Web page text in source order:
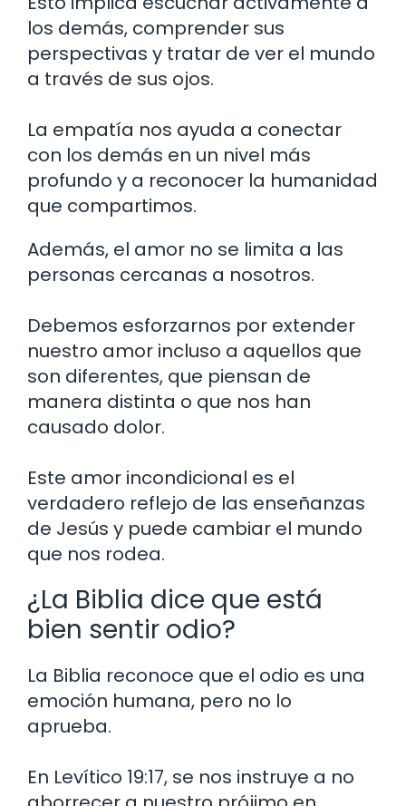
los demás, comprender sus
perspectivas y tratar de ver el mundo
a través de sus ojos.
La empatía nos ayuda a conectar
con los demás en un nivel más
profundo y a reconocer la humanidad
que compartimos.
Además, el amor no se limita a las
personas cercanas a nosotros.
Debemos esforzarnos por extender
nuestro amor incluso a aquellos que
son diferentes, que piensan de
manera distinta o que nos han
causado dolor.
Este amor incondicional es el
verdadero reflejo de las enseñanzas
de Jesús y puede cambiar el mundo
que nos rodea.
¿La Biblia dice que está
bien sentir odio?
La Biblia reconoce que el odio es una
emoción humana, pero no lo
aprueba.
En Levítico 19:17, se nos instruye a no